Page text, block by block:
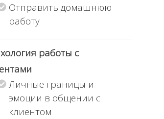
Отправить домашнюю
работу
работы с
Личные границы и
эмоции в общении с
клиентом